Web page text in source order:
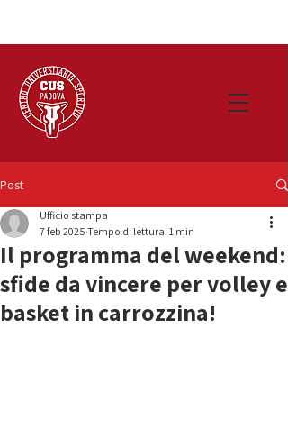
Post
Il programma del weekend:
sfide da vincere per volley e
basket in carrozzina!
Ufficio stampa
7 feb 2025 Tempo di lettura: 1 min